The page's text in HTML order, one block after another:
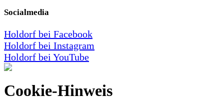
Socialmedia
Holdorf bei Facebook
Holdorf bei Instagram
Holdorf bei YouTube
Cookie-Hinweis